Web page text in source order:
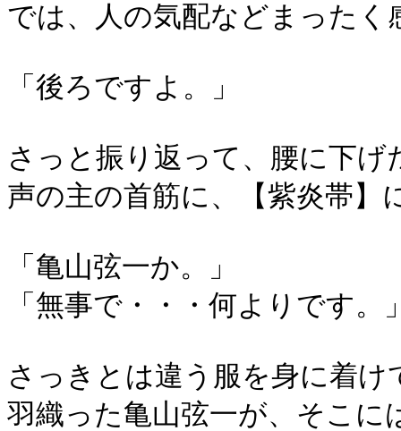
では、人の気配などまったく
「後ろですよ。」
さっと振り返って、腰に下
声の主の首筋に、【紫炎帯】
「亀山弦一か。」
「無事で・・・何よりです。
さっきとは違う服を身に着
羽織った亀山弦一が、そこに